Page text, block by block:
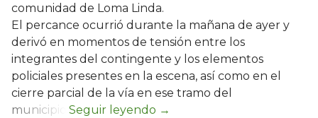
comunidad de Loma Linda.
El percance ocurrió durante la mañana de ayer y
derivó en momentos de tensión entre los
integrantes del contingente y los elementos
policiales presentes en la escena, así como en el
cierre parcial de la vía en ese tramo del
municipio.